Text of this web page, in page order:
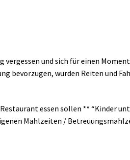
vergessen und sich für einen Moment
bevorzugen, wurden Reiten und
essen sollen ** “Kinder
Mahlzeiten /